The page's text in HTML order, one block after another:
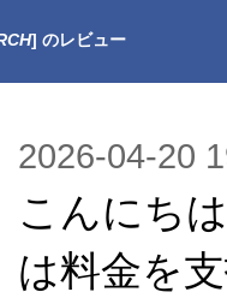
] のレビュー
2026-04-20
こんにち
は料金を